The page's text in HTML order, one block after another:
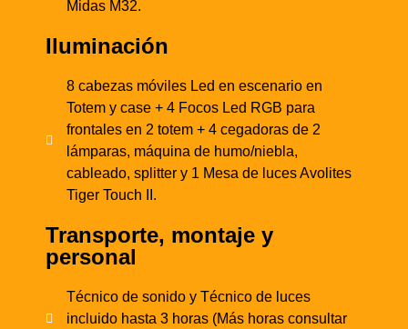
Midas M32.
Iluminación
8 cabezas móviles Led en escenario en
Totem y case + 4 Focos Led RGB para
frontales en 2 totem + 4 cegadoras de 2
lámparas, máquina de humo/niebla,
cableado, splitter y 1 Mesa de luces Avolites
Tiger Touch II.
Transporte, montaje y
personal
Técnico de sonido y Técnico de luces
incluido hasta 3 horas (Más horas consultar